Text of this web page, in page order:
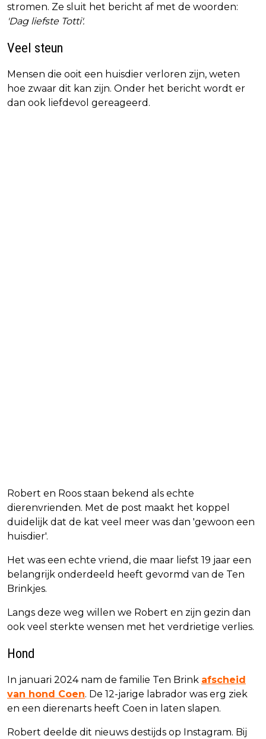
stromen. Ze sluit het bericht af met de woorden:
'Dag liefste Totti'.
Veel steun
Mensen die ooit een huisdier verloren zijn, weten
hoe zwaar dit kan zijn. Onder het bericht wordt er
dan ook liefdevol gereageerd.
Robert en Roos staan bekend als echte
dierenvrienden. Met de post maakt het koppel
duidelijk dat de kat veel meer was dan 'gewoon een
huisdier'.
Het was een echte vriend, die maar liefst 19 jaar een
belangrijk onderdeeld heeft gevormd van de Ten
Brinkjes.
Langs deze weg willen we Robert en zijn gezin dan
ook veel sterkte wensen met het verdrietige verlies.
Hond
In januari 2024 nam de familie Ten Brink afscheid
van hond Coen. De 12-jarige labrador was erg ziek
en een dierenarts heeft Coen in laten slapen.
Robert deelde dit nieuws destijds op Instagram. Bij